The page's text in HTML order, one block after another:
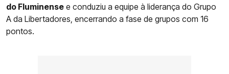
do Fluminense e conduziu a equipe à liderança do Grupo
A da Libertadores, encerrando a fase de grupos com 16
pontos.